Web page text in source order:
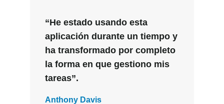
“He estado usando esta
aplicación durante un tiempo y
ha transformado por completo
la forma en que gestiono mis
tareas”.
Anthony Davis